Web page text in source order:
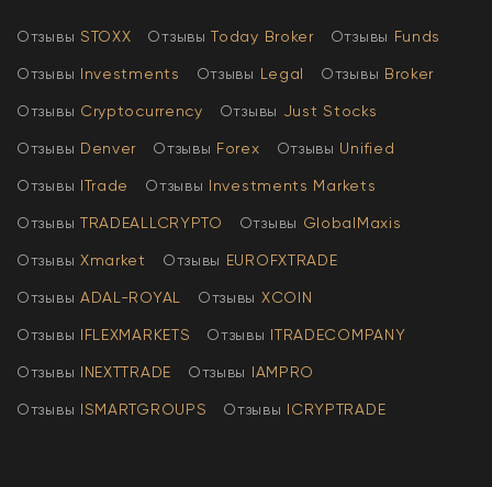
Отзывы STOXX Отзывы Today Broker Отзывы Funds
Отзывы Investments Отзывы Legal Отзывы Broker
Отзывы Cryptocurrency Отзывы Just Stocks
Отзывы Denver Отзывы Forex Отзывы Unified
Отзывы ITrade Отзывы Investments Markets
Отзывы TRADEALLCRYPTO Отзывы GlobalMaxis
Отзывы Xmarket Отзывы EUROFXTRADE
Отзывы АDAL-ROYAL Отзывы XCOIN
Отзывы IFLEXMARKETS Отзывы ITRADECOMPANY
Отзывы INEXTTRADE Отзывы IAMPRO
Отзывы ISMARTGROUPS Отзывы ICRYPTRADE